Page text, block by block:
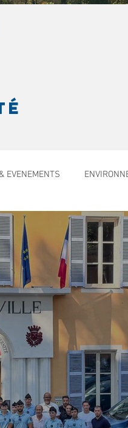
EVENEMENTS
TRAVAUX
ENFANCE TOURISME
SENIORS Activité
DE LOISIRS PREVENTION